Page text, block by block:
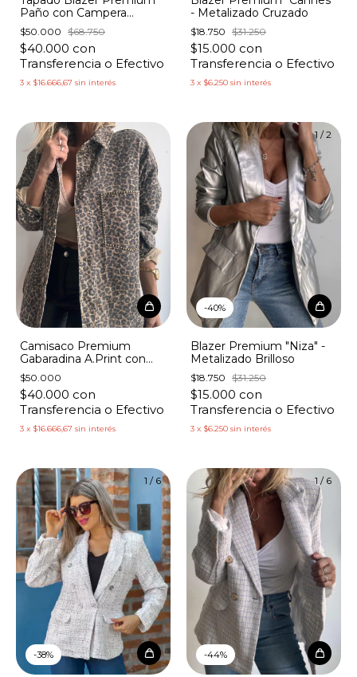
Paño con Campera
Algodón con Capucha
$50.000 $68.750
$40.000 con
Transferencia o Efectivo
3 x $16.666,67 sin interés
- Metalizado Cruzado
$18.750 $31.250
$15.000 con
Transferencia o Efectivo
3 x $6.250 sin interés
Camisaco Premium
Gabaradina A.Print con
Tachas
$50.000
$40.000 con
Transferencia o Efectivo
3 x $16.666,67 sin interés
1 /2
-40%
Blazer Premium "Niza" -
Metalizado Brilloso
$18.750 $31.250
$15.000 con
Transferencia o Efectivo
3 x $6.250 sin interés
1 / 6
-38%
1 / 6
-44%